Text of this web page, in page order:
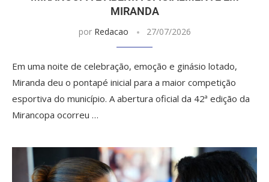
MIRANDA
por Redacao 27/07/2026
Em uma noite de celebração, emoção e ginásio lotado,
Miranda deu o pontapé inicial para a maior competição
esportiva do município. A abertura oficial da 42ª edição da
Mirancopa ocorreu …